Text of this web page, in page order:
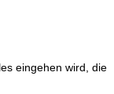
eingehen wird, die